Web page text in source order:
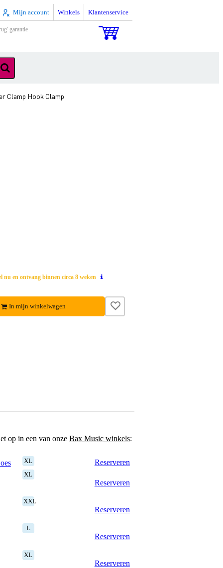
Mijn account Winkels Klantenservice
garantie
Clamp Hook Clamp
nu en ontvang binnen circa 8 weken
In mijn winkelwagen
op in een van onze Bax Music winkels:
XL
Reserveren
XL
Reserveren
XXL
Reserveren
L
Reserveren
XL
Reserveren